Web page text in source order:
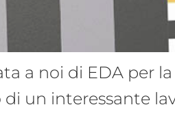
a noi di EDA per
un interessante